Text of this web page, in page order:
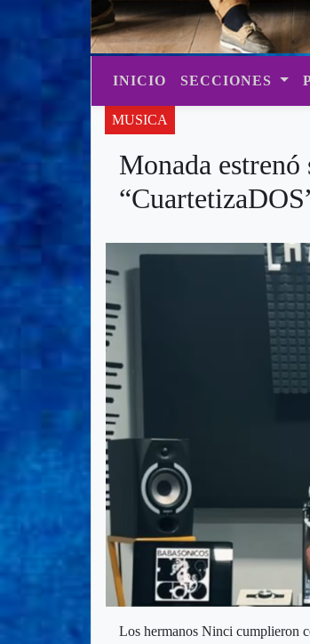
INICIO SECCIONES
MUSICA
Monada
Los hermanos Ninci cumplieron